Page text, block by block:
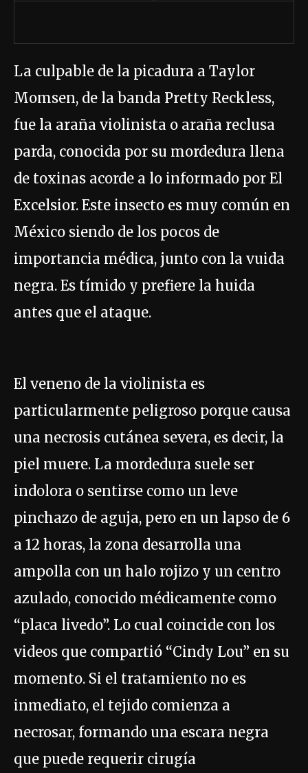
La culpable de la picadura a Taylor
Momsen, de la banda Pretty Reckless,
fue la araña violinista o araña reclusa
parda, conocida por su mordedura llena
de toxinas acorde a lo informado por El
Excelsior. Este insecto es muy común en
México siendo de los pocos de
importancia médica, junto con la vuida
negra. Es tímido y prefiere la huida
antes que el ataque.
El veneno de la violinista es
particularmente peligroso porque causa
una necrosis cutánea severa, es decir, la
piel muere. La mordedura suele ser
indolora o sentirse como un leve
pinchazo de aguja, pero en un lapso de 6
a 12 horas, la zona desarrolla una
ampolla con un halo rojizo y un centro
azulado, conocido médicamente como
“placa livedo”. Lo cual coincide con los
videos que compartió “Cindy Lou” en su
momento. Si el tratamiento no es
inmediato, el tejido comienza a
necrosar, formando una escara negra
que puede requerir cirugía